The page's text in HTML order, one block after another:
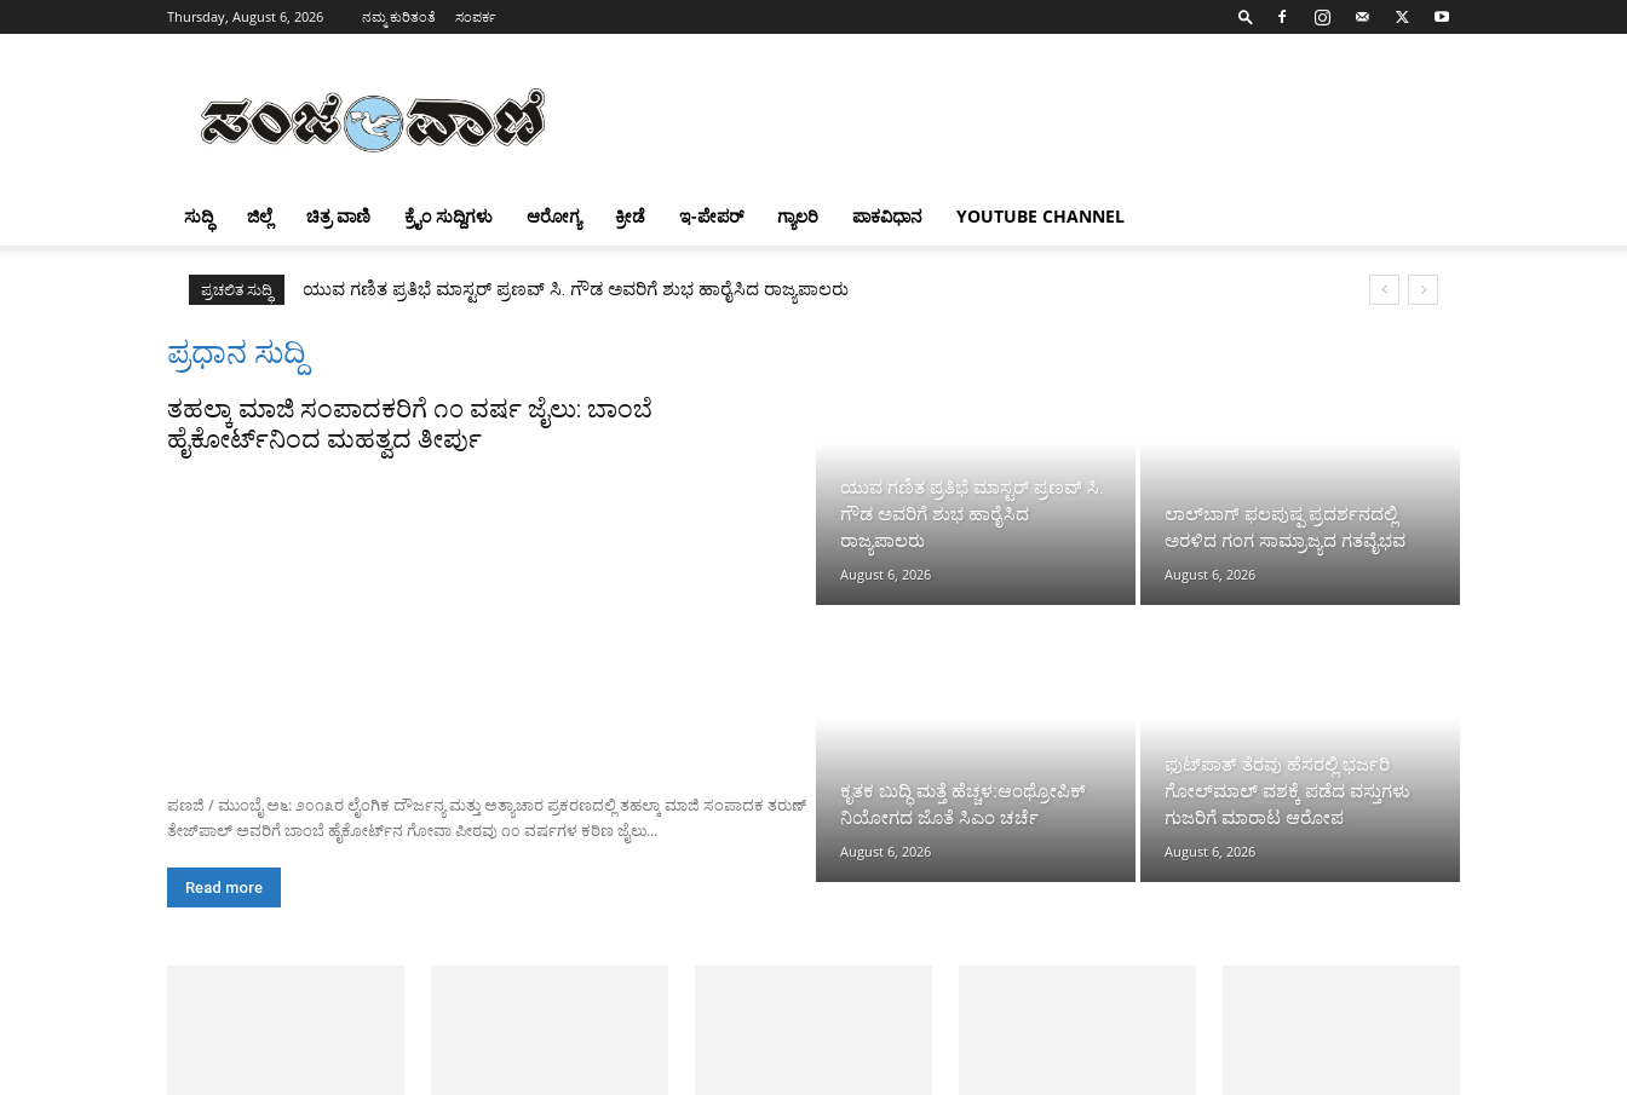
Thursday, August 6, 2026 ನಮ್ಮ ಕುರಿತಂತೆ ಸಂಪರ್ಕ
ಸುದ್ಧಿ ಜಿಲ್ಲೆ ಚಿತ್ರ ವಾಣಿ ಕ್ರೈಂ ಸುದ್ದಿಗಳು ಆರೋಗ್ಯ ಕ್ರೀಡೆ ಇ-ಪೇಪರ್ ಗ್ಯಾಲರಿ ಪಾಕವಿಧಾನ YOUTUBE CHANNEL
ಪ್ರಚಲಿತ ಸುದ್ಧಿ ಯುವ ಗಣಿತ ಪ್ರತಿಭೆ ಮಾಸ್ಟರ್ ಪ್ರಣವ್ ಸಿ. ಗೌಡ ಅವರಿಗೆ ಶುಭ ಹಾರೈಸಿದ ರಾಜ್ಯಪಾಲರು
ಪ್ರಧಾನ ಸುದ್ದಿ
ತಹಲ್ಕಾ ಮಾಜಿ ಸಂಪಾದಕರಿಗೆ ೧೦ ವರ್ಷ ಜೈಲು: ಬಾಂಬೆ
ಹೈಕೋರ್ಟ್‌ನಿಂದ ಮಹತ್ವದ ತೀರ್ಪು
ಪಣಜಿ / ಮುಂಬೈ ಅ೬: ೨೦೧೩ರ ಲೈಂಗಿಕ ದೌರ್ಜನ್ಯ ಮತ್ತು ಅತ್ಯಾಚಾರ ಪ್ರಕರಣದಲ್ಲಿ ತಹಲ್ಕಾ ಮಾಜಿ ಸಂಪಾದಕ ತರುಣ್
ತೇಜ್‌ಪಾಲ್ ಅವರಿಗೆ ಬಾಂಬೆ ಹೈಕೋರ್ಟ್‌ನ ಗೋವಾ ಪೀಠವು ೧೦ ವರ್ಷಗಳ ಕಠಿಣ ಜೈಲು...
Read more
ಯುವ ಗಣಿತ ಪ್ರತಿಭೆ ಮಾಸ್ಟರ್ ಪ್ರಣವ್ ಸಿ.
ಗೌಡ ಅವರಿಗೆ ಶುಭ ಹಾರೈಸಿದ
ರಾಜ್ಯಪಾಲರು
August 6, 2026
ಲಾಲ್‌ಬಾಗ್ ಫಲಪುಷ್ಪ ಪ್ರದರ್ಶನದಲ್ಲಿ
ಅರಳಿದ ಗಂಗ ಸಾಮ್ರಾಜ್ಯದ ಗತವೈಭವ
August 6, 2026
ಕೃತಕ ಬುದ್ಧಿ ಮತ್ತೆ ಹೆಚ್ಚಳ:ಆಂಥ್ರೋಪಿಕ್
ನಿಯೋಗದ ಜೊತೆ ಸಿಎಂ ಚರ್ಚೆ
August 6, 2026
ಫುಟ್‌ಪಾತ್ ತೆರವು ಹೆಸರಲ್ಲಿ ಭರ್ಜರಿ
ಗೋಲ್‌ಮಾಲ್ ವಶಕ್ಕೆ ಪಡೆದ ವಸ್ತುಗಳು
ಗುಜರಿಗೆ ಮಾರಾಟ ಆರೋಪ
August 6, 2026